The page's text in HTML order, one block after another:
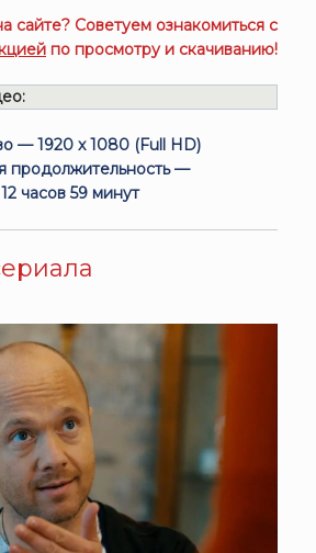
сайте? Советуем ознакомиться с
по просмотру и скачиванию!
— 1920 x 1080 (Full HD)
продолжительность —
12 часов 59 минут